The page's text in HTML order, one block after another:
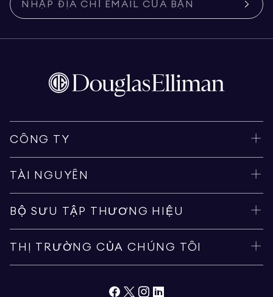
CÔNG TY
TÀI NGUYÊN
BỘ SƯU TẬP THƯƠNG HIỆU
THỊ TRƯỜNG CỦA CHÚNG TÔI